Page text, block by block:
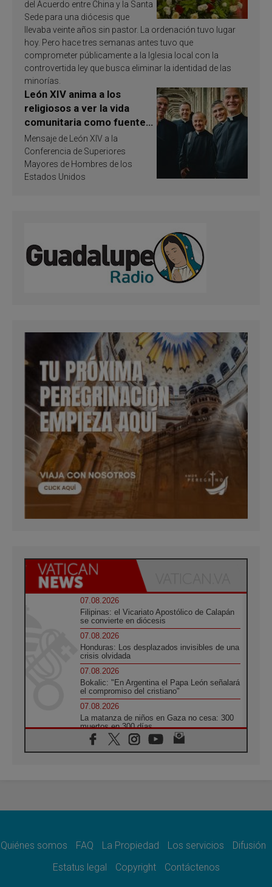
del Acuerdo entre China y la Santa
Sede para una diócesis que
llevaba veinte años sin pastor. La ordenación tuvo lugar
hoy. Pero hace tres semanas antes tuvo que
comprometer públicamente a la Iglesia local con la
controvertida ley que busca eliminar la identidad de las
minorías.
León XIV anima a los
religiosos a ver la vida
comunitaria como fuente
de inspiración y
santificación
Mensaje de León XIV a la
Conferencia de Superiores
Mayores de Hombres de los
Estados Unidos
07.08.2026
Filipinas: el Vicariato Apostólico de Calapán
se convierte en diócesis
07.08.2026
Honduras: Los desplazados invisibles de una
crisis olvidada
07.08.2026
Bokalic: "En Argentina el Papa León señalará
el compromiso del cristiano"
07.08.2026
La matanza de niños en Gaza no cesa: 300
muertos en 300 días
07.08.2026
Tagle: La guerra desfigura el mundo, solo la
como misión al servicio del Evangelio
SIGNIS 2026, dar voz a las religiosas en el
espacio público
Quiénes somos FAQ La Propiedad Los servicios
Difusión
Estatus legal
Copyright Contáctenos